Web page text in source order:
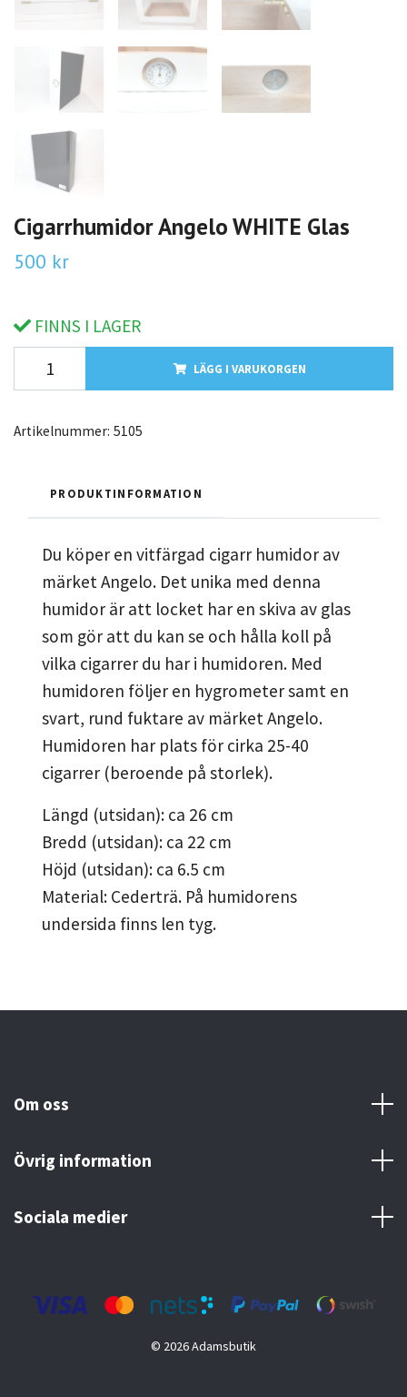
Cigarrhumidor Angelo WHITE Glas
500 kr
FINNS I LAGER
LÄGG I VARUKORGEN
Artikelnummer: 5105
PRODUKTINFORMATION
Du köper en vitfärgad cigarr humidor av
märket Angelo. Det unika med denna
humidor är att locket har en skiva av glas
som gör att du kan se och hålla koll på
vilka cigarrer du har i humidoren. Med
humidoren följer en hygrometer samt en
svart, rund fuktare av märket Angelo.
Humidoren har plats för cirka 25-40
cigarrer (beroende på storlek).
Längd (utsidan): ca 26 cm
Bredd (utsidan): ca 22 cm
Höjd (utsidan): ca 6.5 cm
Material: Cederträ. På humidorens
undersida finns len tyg.
Om oss
Övrig information
Sociala medier
© 2026 Adamsbutik